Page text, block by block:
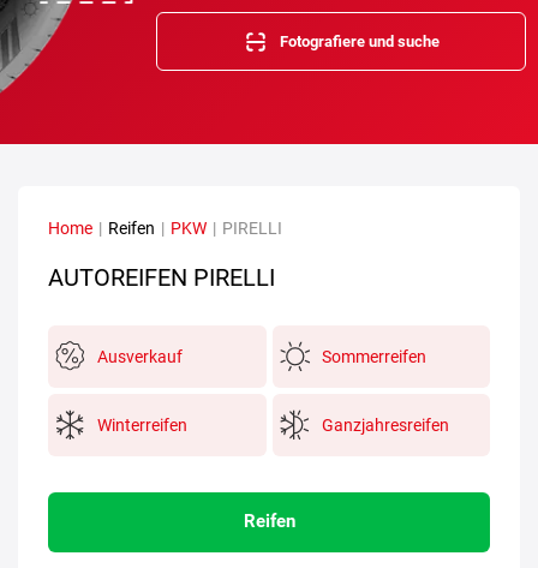
Fotografiere und suche
Home | Reifen | PKW | PIRELLI
AUTOREIFEN PIRELLI
Ausverkauf Sommerreifen
Winterreifen Ganzjahresreifen
Reifen